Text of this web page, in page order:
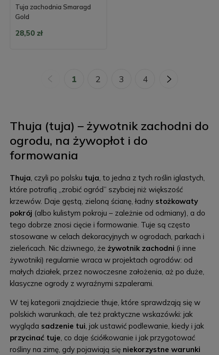
Tuja zachodnia Smaragd
Gold
28,50 zł
« 1 2 3 4 »
Thuja (tuja) – żywotnik zachodni do
ogrodu, na żywopłot i do
formowania
Thuja, czyli po polsku tuja, to jedna z tych roślin iglastych,
które potrafią „zrobić ogród” szybciej niż większość
krzewów. Daje gęstą, zieloną ścianę, ładny stożkowaty
pokrój (albo kulistym pokroju – zależnie od odmiany), a do
tego dobrze znosi cięcie i formowanie. Tuje są często
stosowane w celach dekoracyjnych w ogrodach, parkach i
zieleńcach. Nic dziwnego, że żywotnik zachodni (i inne
żywotniki) regularnie wraca w projektach ogrodów: od
małych działek, przez nowoczesne założenia, aż po duże,
klasyczne ogrody z wyraźnymi szpalerami.
W tej kategorii znajdziecie thuje, które sprawdzają się w
polskich warunkach, ale też praktyczne wskazówki: jak
wygląda sadzenie tui, jak ustawić podlewanie, kiedy i jak
przycinać tuje, co daje ściółkowanie i jak przygotować
rośliny na zimę, gdy pojawiają się niekorzystne warunki